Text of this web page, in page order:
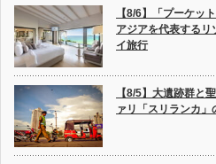
【8/6】「プーケッ
アジアを代表する
イ旅行
【8/5】大遺跡群と
ァリ「スリランカ